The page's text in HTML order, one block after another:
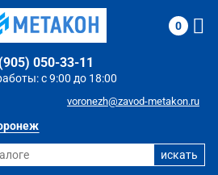
с 9:00 до 18:00
050-33-11
voronezh@zavod-metakon.ru
0